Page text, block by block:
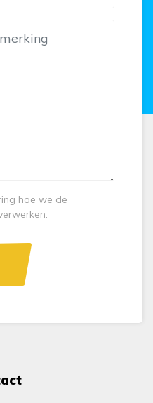
hoe we de